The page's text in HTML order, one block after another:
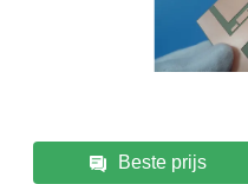
Beste prijs